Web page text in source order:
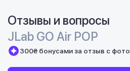
Отзывы и вопросы
JLab GO Air POP
300₴ бонусами за отзыв с фото